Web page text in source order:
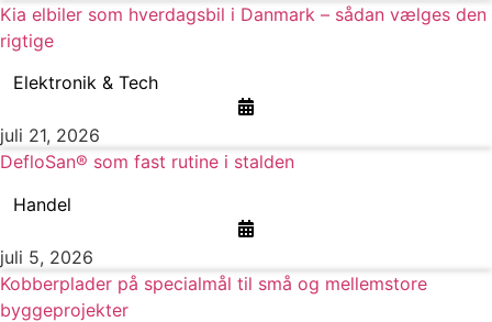
Kia elbiler som hverdagsbil i Danmark – sådan vælges den
rigtige
Elektronik & Tech
juli 21, 2026
DefloSan® som fast rutine i stalden
Handel
juli 5, 2026
Kobberplader på specialmål til små og mellemstore
byggeprojekter